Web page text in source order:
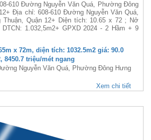
610 Đường Nguyễn Văn Quá, Phường Đông
Địa chỉ: 608-610 Đường Nguyễn Văn Quá,
Thuận, Quận 12+ Diện tích: 10.65 x 72 ; Nở
DTCN: 1.032,5m2+ GPXD 2024 - 2 Hầm + 9
x 72m, diện tích: 1032.5m2 giá: 90.0
8450.7 triệu/mét ngang
Nguyễn Văn Quá, Phường Đông Hưng
Xem chi tiết